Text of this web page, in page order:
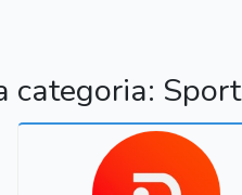
categoria: Sport